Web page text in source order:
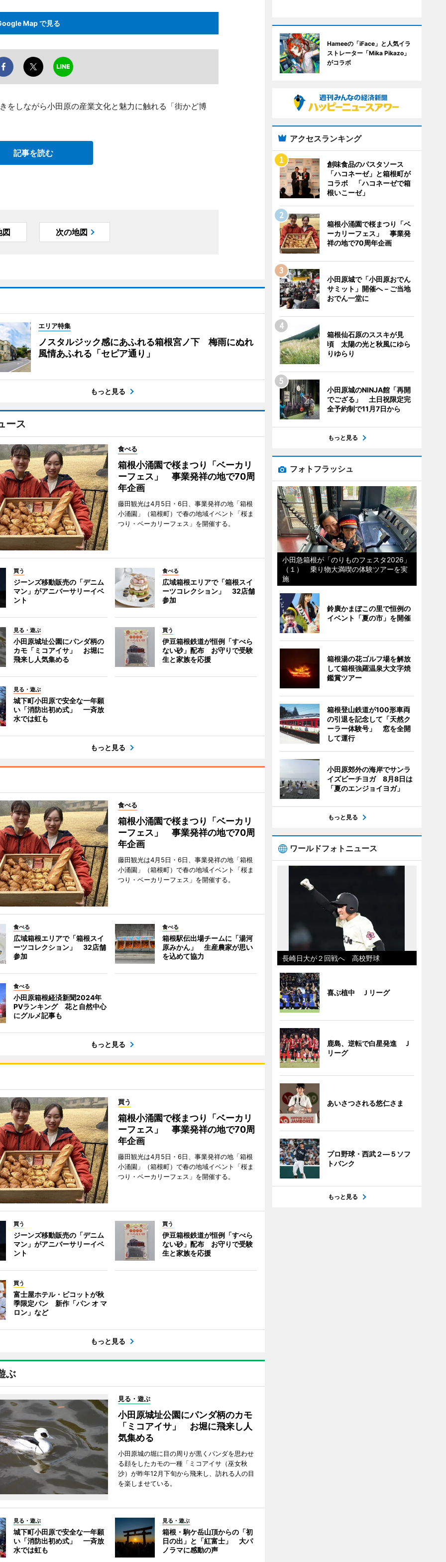
Map で見る
をしながら小田原の産業文化と魅力に触れる「街かど博
記事を読む
図 次の地図
エリア特集
ノスタルジック感にあふれる箱根宮ノ下 梅雨にぬれ
風情あふれる「セピア通り」
もっと見る
ース
食べる
箱根小涌園で桜まつり「ベーカリ
ーフェス」 事業発祥の地で70周
年企画
藤田観光は4月5日・6日、事業発祥の地「箱根
小涌園」（箱根町）で春の地域イベント「桜ま
つり・ベーカリーフェス」を開催する。
買う
ジーンズ移動販売の「デニム
マン」がアニバーサリーイベ
ント
食べる
広域箱根エリアで「箱根スイ
ーツコレクション」 32店舗
参加
見る・遊ぶ
小田原城址公園にパンダ柄の
カモ「ミコアイサ」 お堀に
飛来し人気集める
買う
伊豆箱根鉄道が恒例「すべら
ない砂」配布 お守りで受験
生と家族を応援
見る・遊ぶ
城下町小田原で安全な一年願
い「消防出初め式」 一斉放
水では虹も
もっと見る
食べる
箱根小涌園で桜まつり「ベーカリ
ーフェス」 事業発祥の地で70周
年企画
藤田観光は4月5日・6日、事業発祥の地「箱根
小涌園」（箱根町）で春の地域イベント「桜ま
つり・ベーカリーフェス」を開催する。
食べる
広域箱根エリアで「箱根スイ
ーツコレクション」 32店舗
参加
食べる
箱根駅伝出場チームに「湯河
原みかん」 生産農家が思い
を込めて協力
食べる
小田原箱根経済新聞2024年
PVランキング 花と自然中心
にグルメ記事も
もっと見る
買う
箱根小涌園で桜まつり「ベーカリ
ーフェス」 事業発祥の地で70周
年企画
藤田観光は4月5日・6日、事業発祥の地「箱根
小涌園」（箱根町）で春の地域イベント「桜ま
つり・ベーカリーフェス」を開催する。
買う
ジーンズ移動販売の「デニム
マン」がアニバーサリーイベ
ント
買う
伊豆箱根鉄道が恒例「すべら
ない砂」配布 お守りで受験
生と家族を応援
買う
富士屋ホテル・ピコットが秋
季限定パン 新作「パン オ マ
ロン」など
もっと見る
ぶ
見る・遊ぶ
小田原城址公園にパンダ柄のカモ
「ミコアイサ」 お堀に飛来し人
気集める
小田原城の堀に目の周りが黒くパンダを思わせ
る顔をしたカモの一種「ミコアイサ（巫女秋
沙）が昨年12月下旬から飛来し、訪れる人の目
を楽しませている。
見る・遊ぶ
城下町小田原で安全な一年願
い「消防出初め式」 一斉放
水では虹も
見る・遊ぶ
箱根・駒ケ岳山頂からの「初
日の出」と「紅富士」 大パ
ノラマに感動の声
Hameeの「iFace」と人気イラ
ストレーター「Mika Pikazo」
がコラボ
アクセスランキング
創味食品のパスタソース
「ハコネーゼ」と箱根町が
コラボ 「ハコネーゼで箱
根いこーゼ」
箱根小涌園で桜まつり「ベ
ーカリーフェス」 事業発
祥の地で70周年企画
小田原城で「小田原おでん
サミット」開催へ－ご当地
おでん一堂に
箱根仙石原のススキが見
頃 太陽の光と秋風にゆら
りゆらり
小田原城のNINJA館「再開
でござる」 土日祝限定完
全予約制で11月7日から
もっと見る
フォトフラッシュ
小田急箱根が「のりものフェスタ2026」
（１） 乗り物大満喫の体験ツアーを実
施
鈴廣かまぼこの里で恒例の
イベント「夏の市」を開催
箱根湯の花ゴルフ場を解放
して箱根強羅温泉大文字焼
鑑賞ツアー
箱根登山鉄道が100形車両
の引退を記念して「天然ク
ーラー体験号」 窓を全開
して運行
小田原郊外の海岸でサンラ
イズビーチヨガ 8月8日は
「夏のエンジョイヨガ」
もっと見る
ワールドフォトニュース
長崎日大が２回戦へ 高校野球
喜ぶ植中 Ｊリーグ
鹿島、逆転で白星発進 Ｊ
リーグ
あいさつされる悠仁さま
プロ野球・西武２―５ソフ
トバンク
もっと見る